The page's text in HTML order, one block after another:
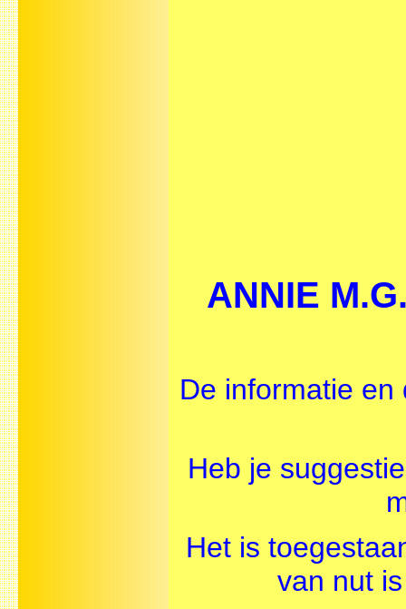
ANNIE
De informatie
Heb je
Het is
van nut